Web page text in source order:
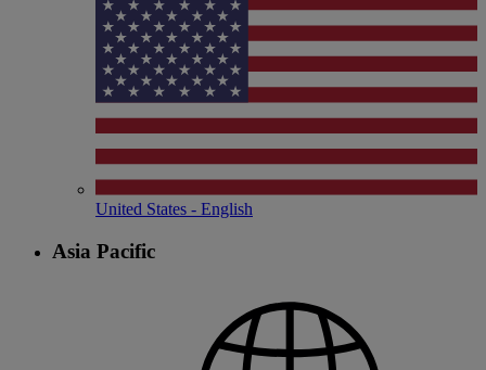
United States - English
Asia Pacific